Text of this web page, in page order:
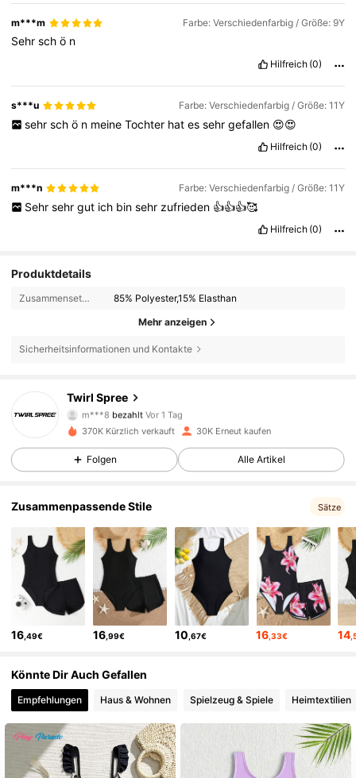
m***m Farbe: Verschiedenfarbig / Größe: 9Y
Sehrschö n
Hilfreich (0)
s***u Farbe: Verschiedenfarbig / Größe: 11Y
sehr sch ö n meine Tochter hat es sehr gefallen 😍😍
Hilfreich (0)
m***n Farbe: Verschiedenfarbig / Größe: 11Y
Sehr sehr gut ich bin sehr zufrieden 👍👍👍🥰
Hilfreich (0)
Produktdetails
Zusammensetzung: 85% Polyester,15% Elasthan
Mehr anzeigen
Sicherheitsinformationen und Kontakte
Twirl Spree
4,81
m***8bezahlt
d***aistVor 1 Taggefolgt
4,81 1.6K Follower
4,81 1.6K Follower
4,81
4,81 1.6K Follower
370K Kürzlich verkauft 30K Erneut kaufen
Folgen Alle Artikel
Zusammenpassende Stile Sätze
16 ,49€ 16 ,99€ 10 ,67€ 16 ,33€ 14
Könnte Dir Auch Gefallen
Empfehlungen Haus & Wohnen Spielzeug & Spiele Heimtextilien